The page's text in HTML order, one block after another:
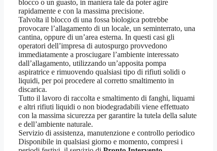
blocco o un guasto, in maniera tale da poter agire
rapidamente e con la massima precisione.
Talvolta il blocco di una fossa biologica potrebbe
provocare l’allagamento di un locale, un seminterrato, una
cantina, oppure di un’area esterna. In questi casi gli
operatori dell’impresa di autospurgo provvedono
immediatamente a prosciugare l’ambiente interessato
dall’allagamento, utilizzando un’apposita pompa
aspiratrice e rimuovendo qualsiasi tipo di rifiuti solidi o
liquidi, per poi procedere al corretto smaltimento in
discarica.
Tutto il lavoro di raccolta e smaltimento di fanghi, liquami
e altri rifiuti liquidi o non biodegradabili viene effettuato
con la massima sicurezza per garantire la tutela della salute
e dell’ambiente naturale.
Servizio di assistenza, manutenzione e controllo periodico
Disponibile in qualsiasi giorno e momento, compresi i